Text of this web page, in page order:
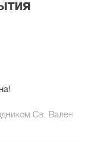
Св. Вален